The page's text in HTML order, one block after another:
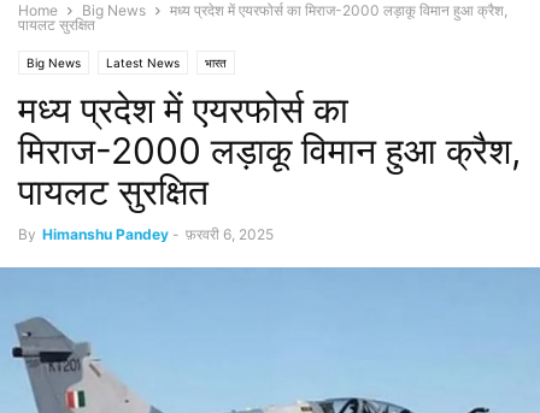
Home Big News
मध्य प्रदेश में एयरफोर्स का मिराज-2000 लड़ाकू विमान हुआ क्रैश,
पायलट सुरक्षित
Big News Latest News भारत
मध्य प्रदेश में एयरफोर्स का
मिराज-2000 लड़ाकू विमान हुआ क्रैश,
पायलट सुरक्षित
By Himanshu Pandey - फ़रवरी 6, 2025